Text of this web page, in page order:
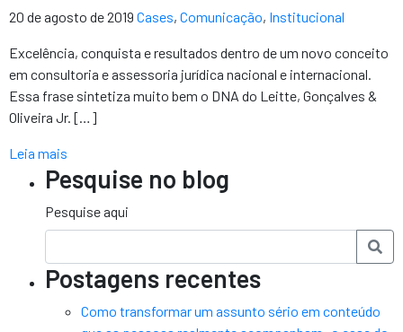
20 de agosto de 2019 Cases, Comunicação, Institucional
Excelência, conquista e resultados dentro de um novo conceito
em consultoria e assessoria jurídica nacional e internacional.
Essa frase sintetiza muito bem o DNA do Leitte, Gonçalves &
Oliveira Jr. […]
Leia mais
Pesquise no blog
Pesquise aqui
Postagens recentes
Como transformar um assunto sério em conteúdo